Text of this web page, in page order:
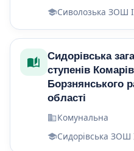
Сиволозька ЗОШ І-
Сидорівська
ступенів
Борзнянського
області
Комунальна
Сидорівська ЗОШ